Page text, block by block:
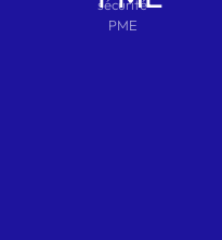
sécurité
PME